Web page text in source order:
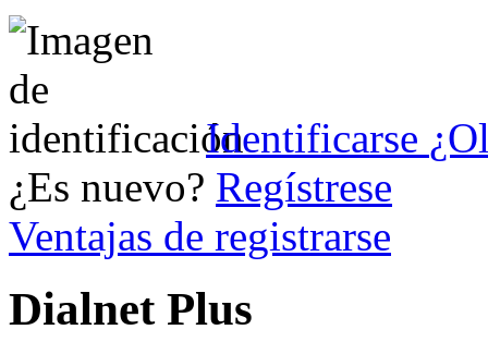
Identificarse
¿Es nuevo? Regístrese
Ventajas de registrarse
Dialnet Plus